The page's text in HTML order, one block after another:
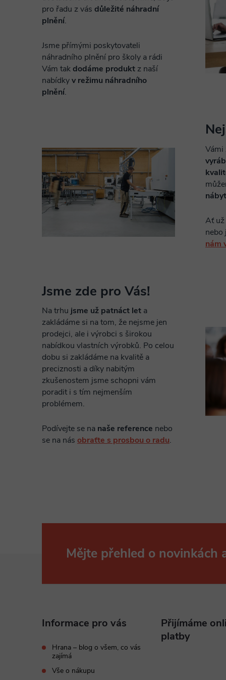
pro řadu z vás důležité náhradní
plnění.
Jsme přímými poskytovateli
náhradního plnění pro školy a rádi
Vám takdodáme produkt z naší
nabídkyv režimu náhradního
plnění.
Vámi
Ať už
nebo
nám
Jsme zde pro Vás!
Na trhu jsme už patnáct let a
zakládáme si na tom, že nejsme jen
prodejci, ale i výrobci s širokou
nabídkou vlastních výrobků. Po celou
dobu si zakládáme na kvalitě a
preciznosti a díky nabitým
zkušenostem jsme schopni vám
poradit i s tím nejmenším
problémem.
Podívejte se na naše reference nebo
se na nás obraťte s prosbou o radu.
Mějte přehled o novinkách
Informace pro vás
Hrana – blog o všem, co vás
zajímá
Vše o nákupu
Přijímáme
platby